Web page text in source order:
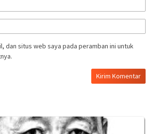
dan situs web saya pada peramban ini untuk